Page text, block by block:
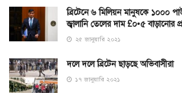
ব্রিটেনে ৬ মিলিয়ন মানুষকে ১০০০
জ্বালানি তেলের দাম £০•৫ বাড়ানোর
২৫ জানুয়ারি ২০২১
দলে দলে ব্রিটেন ছাড়ছে অভিবাসীরা
১৭ জানুয়ারি ২০২১